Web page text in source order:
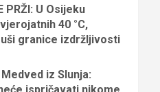
PRŽI: U Osijeku
40 °C,
granice izdržljivosti
iz Slunja:
ispričavati nikome